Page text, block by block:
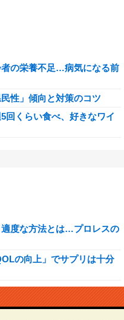
者の栄養不足…病気になる前
性」傾向と対策のコツ
回くらい食べ、好きなワイ
度な方法とは…プロレスの
の向上」でサプリは十分